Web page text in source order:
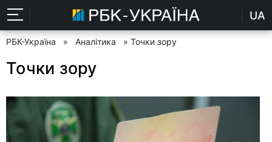
UA
РБК-Україна » Аналітика » Точки зору
Точки зору